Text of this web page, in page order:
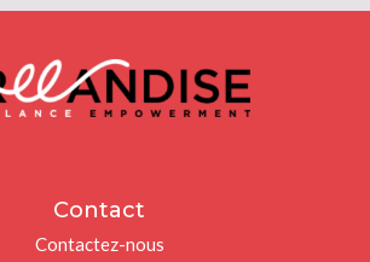
Contact
Contactez-nous